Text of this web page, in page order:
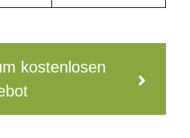
kostenlosen